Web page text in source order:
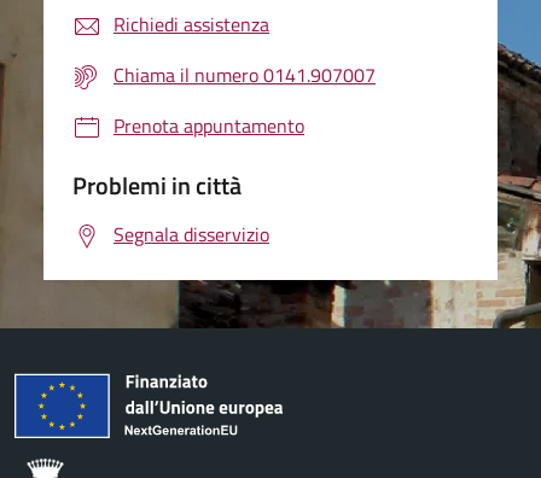
Richiedi assistenza
Chiama il numero 0141.907007
Prenota appuntamento
Problemi in città
Segnala disservizio